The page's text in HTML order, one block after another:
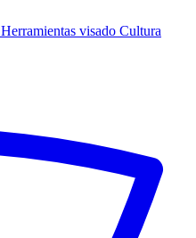
Herramientas visado Cultura